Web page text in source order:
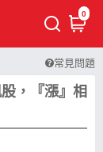
0
常見問題
，『漲』相